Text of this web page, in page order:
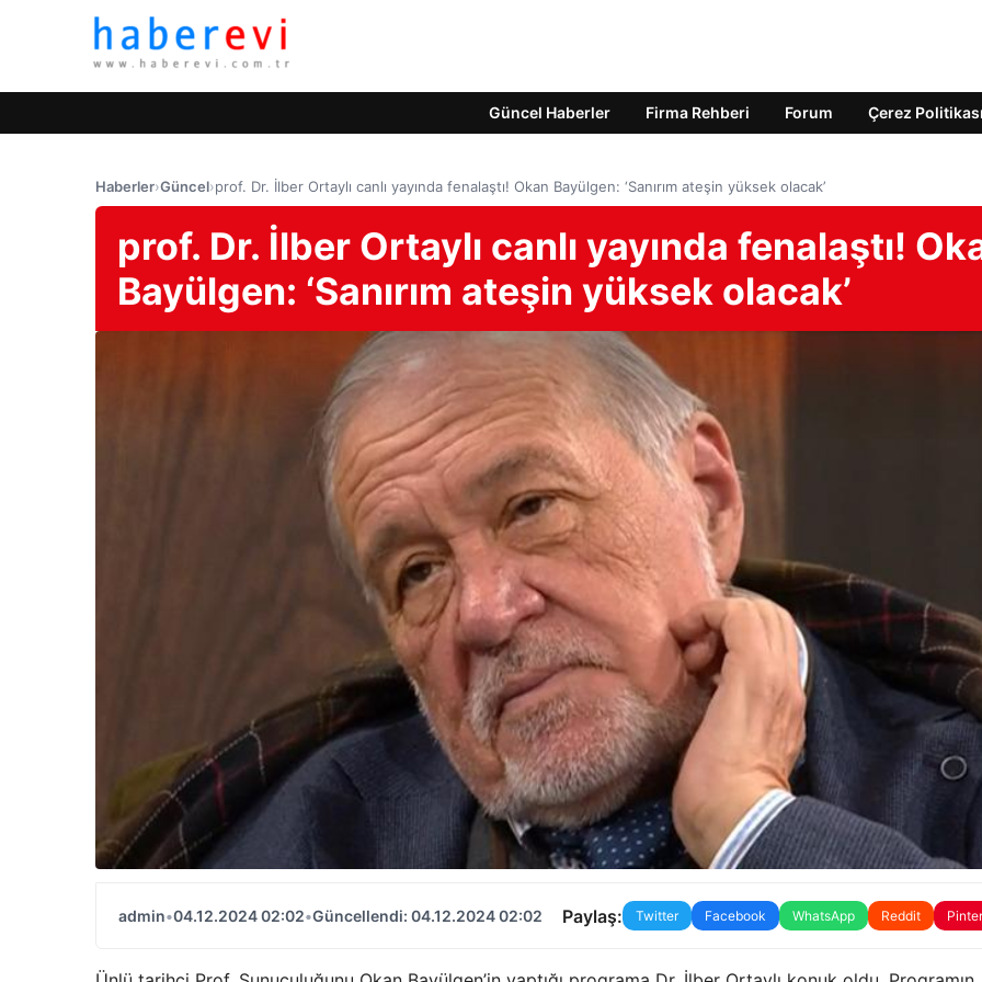
Güncel Haberler Firma Rehberi Forum Çerez Politikası
Haberler›Güncel›prof. Dr. İlber Ortaylı canlı yayında fenalaştı! Okan Bayülgen: ‘Sanırım ateşin yüksek olacak’
prof. Dr. İlber Ortaylı canlı yayında fenalaştı!
Bayülgen: ‘Sanırım ateşin yüksek olacak’
admin•04.12.2024 02:02•Güncellendi: 04.12.2024 02:02 Paylaş: Twitter Facebook WhatsApp Reddit